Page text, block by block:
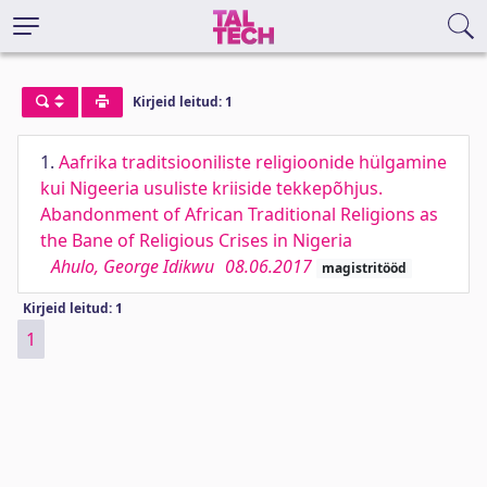
Kirjeid leitud: 1
1. Aafrika traditsiooniliste religioonide hülgamine
kui Nigeeria usuliste kriiside tekkepõhjus.
Abandonment of African Traditional Religions as
the Bane of Religious Crises in Nigeria
Ahulo, George Idikwu 08.06.2017 magistritööd
Kirjeid leitud: 1
1